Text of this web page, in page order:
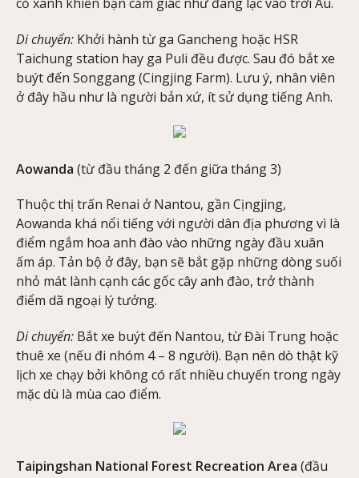
Di chuyển: Khởi hành từ ga Gancheng hoặc HSR
Taichung station hay ga Puli đều được. Sau đó bắt xe
buýt đến Songgang (Cingjing Farm). Lưu ý, nhân viên
ở đây hầu như là người bản xứ, ít sử dụng tiếng Anh.
Aowanda (từ đầu tháng 2 đến giữa tháng 3)
Thuộc thị trấn Renai ở Nantou, gần Cịngjing,
Aowanda khá nổi tiếng với người dân địa phương vì là
điểm ngắm hoa anh đào vào những ngày đầu xuân
ấm áp. Tản bộ ở đây, bạn sẽ bắt gặp những dòng suối
nhỏ mát lành cạnh các gốc cây anh đào, trở thành
điểm dã ngoại lý tưởng.
Di chuyển: Bắt xe buýt đến Nantou, từ Đài Trung hoặc
thuê xe (nếu đi nhóm 4 – 8 người). Bạn nên dò thật kỹ
lịch xe chạy bởi không có rất nhiều chuyến trong ngày
mặc dù là mùa cao điểm.
Taipingshan National Forest Recreation Area (đầu